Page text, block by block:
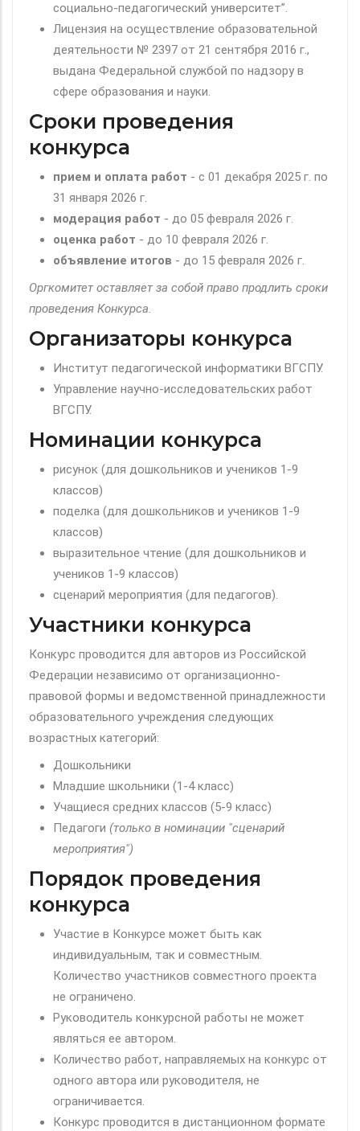
социально-педагогический университет”.
Лицензия на осуществление образовательной
деятельности № 2397 от 21 сентября 2016 г.,
выдана Федеральной службой по надзору в
сфере образования и науки.
Сроки проведения
конкурса
прием и оплата работ - c 01 декабря 2025 г. по
31 января 2026 г.
модерация работ - до 05 февраля 2026 г.
оценка работ - до 10 февраля 2026 г.
объявление итогов - до 15 февраля 2026 г.
Оргкомитет оставляет за собой право продлить сроки
проведения Конкурса.
Организаторы конкурса
Институт педагогической информатики ВГСПУ.
Управление научно-исследовательских работ
ВГСПУ.
Номинации конкурса
рисунок (для дошкольников и учеников 1-9
классов)
поделка (для дошкольников и учеников 1-9
классов)
выразительное чтение (для дошкольников и
учеников 1-9 классов)
сценарий мероприятия (для педагогов).
Участники конкурса
Конкурс проводится для авторов из Российской
Федерации независимо от организационно-
правовой формы и ведомственной принадлежности
образовательного учреждения следующих
возрастных категорий:
Дошкольники
Младшие школьники (1-4 класс)
Учащиеся средних классов (5-9 класс)
Педагоги (только в номинации "сценарий
мероприятия")
Порядок проведения
конкурса
Участие в Конкурсе может быть как
индивидуальным, так и совместным.
Количество участников совместного проекта
не ограничено.
Руководитель конкурсной работы не может
являться ее автором.
Количество работ, направляемых на конкурс от
одного автора или руководителя, не
ограничивается.
Конкурс проводится в дистанционном формате